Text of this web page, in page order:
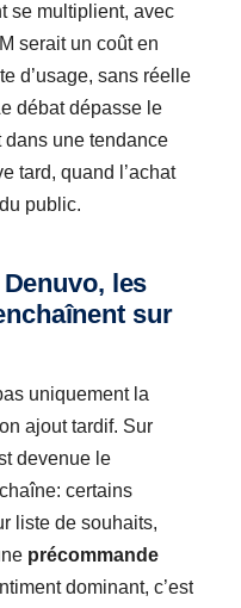
se multiplient, avec
serait un coût en
d’usage, sans réelle
débat dépasse le
dans une tendance
tard, quand l’achat
public.
les
sur
uniquement la
ajout tardif. Sur
devenue le
certains
liste de souhaits,
précommande
dominant, c’est